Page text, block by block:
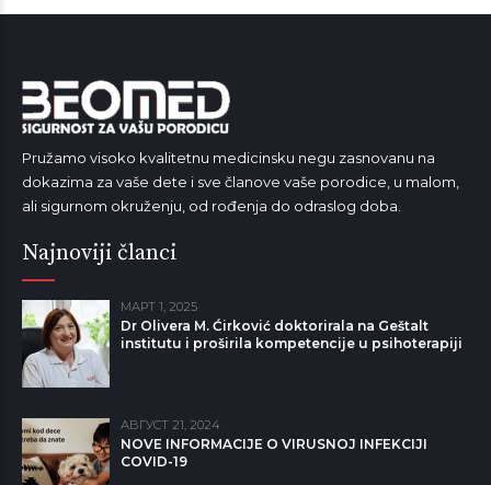
Pružamo visoko kvalitetnu medicinsku negu zasnovanu na
dokazima za vaše dete i sve članove vaše porodice, u malom,
ali sigurnom okruženju, od rođenja do odraslog doba.
Najnoviji članci
МАРТ 1, 2025
Dr Olivera M. Ćirković doktorirala na Geštalt
institutu i proširila kompetencije u psihoterapiji
АВГУСТ 21, 2024
NOVE INFORMACIJE O VIRUSNOJ INFEKCIJI
COVID-19